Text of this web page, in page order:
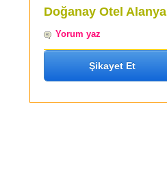
Doğanay Otel Alanya
Yorum yaz
Şikayet Et